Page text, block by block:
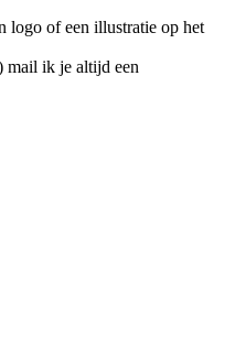
logo of een illustratie op het
mail ik je altijd een